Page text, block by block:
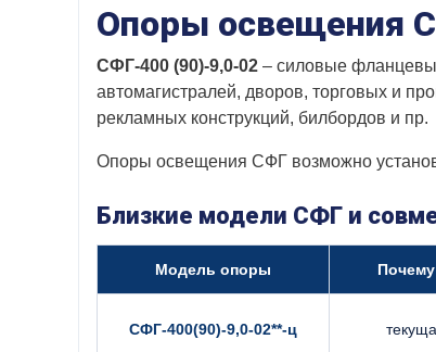
Опоры освещения
СФГ-400 (90)-9,0-02 – силовые
автомагистралей, дворов, торговых и
рекламных конструкций, билбордов и пр.
Опоры освещения СФГ возможно
Близкие модели СФГ и
Модель опоры
СФГ-400(90)-9,0-02**-ц